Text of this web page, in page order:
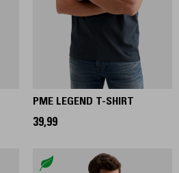
PME LEGEND T-SHIRT
39,99